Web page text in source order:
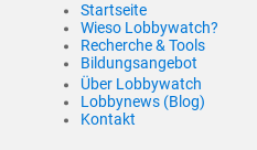
Startseite
Wieso Lobbywatch?
Recherche & Tools
Bildungsangebot
Über Lobbywatch
Lobbynews (Blog)
Kontakt